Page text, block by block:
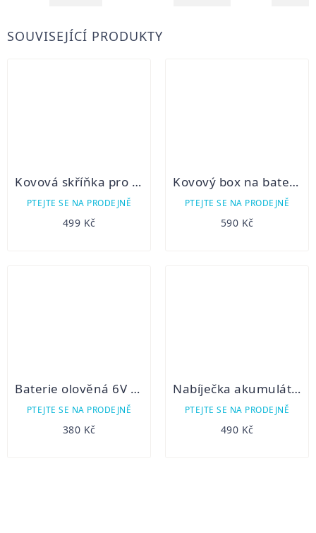
SOUVISEJÍCÍ PRODUKTY
Kovová skříňka pro fotopast
PTEJTE SE NA PRODEJNĚ
499 Kč
Kovový box na baterii 6V
PTEJTE SE NA PRODEJNĚ
590 Kč
Baterie olověná 6V / 12Ah XTREME
PTEJTE SE NA PRODEJNĚ
380 Kč
Nabíječka akumulátorů olověných AL 300
PTEJTE SE NA PRODEJNĚ
490 Kč